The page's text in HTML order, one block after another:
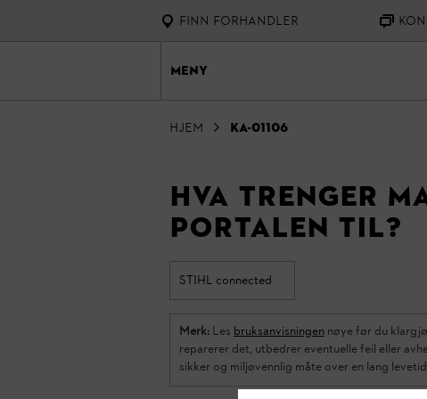
Finn forhandler
Meny
Hjem KA-01106
Hva trenger
portalen til?
STIHL connected
Merk: Les bruksanvisningen nøye før du
reparerer det, utbedrer eventuelle feil eller
sikker og miljøvennlig måte over en lang